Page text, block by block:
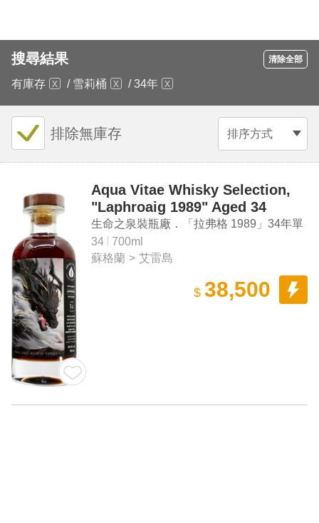
搜尋結果 清除全部
有庫存 / 雪莉桶 / 34年
排序方式
排除無庫存
Aqua Vitae Whisky Selection,
"Laphroaig 1989" Aged 34
Years Single Malt Scotch
Whisky
生命之泉裝瓶廠．「拉弗格 1989」34年單
一麥芽蘇格蘭威士忌
34
700ml
蘇格蘭 > 艾雷島
$ 38,500